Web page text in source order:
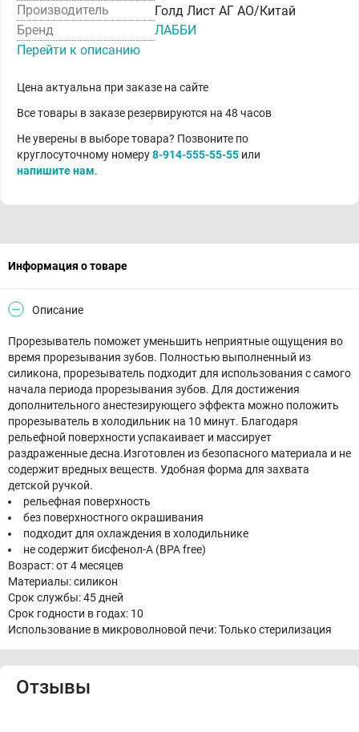
Производитель
Голд Лист АГ АО/Китай
Бренд
ЛАББИ
Перейти к описанию
Цена актуальна при заказе на сайте
Все товары в заказе резервируются на 48 часов
Не уверены в выборе товара? Позвоните по
круглосуточному номеру8-914-555-55-55 или
напишите нам.
Информация о товаре
Описание
Прорезыватель поможет уменьшить неприятные ощущения во
время прорезывания зубов. Полностью выполненный из
силикона, прорезыватель подходит для использования с самого
начала периода прорезывания зубов. Для достижения
дополнительного анестезирующего эффекта можно положить
прорезыватель в холодильник на 10 минут. Благодаря
рельефной поверхности успакаивает и массирует
раздраженные десна.Изготовлен из безопасного материала и не
содержит вредных веществ. Удобная форма для захвата
детской ручкой.
рельефная поверхность
без поверхностного окрашивания
подходит для охлаждения в холодильнике
не содержит бисфенол-А (BPA free)
Возраст: от 4 месяцев
Материалы: силикон
Срок службы: 45 дней
Срок годности в годах: 10
Использование в микроволновой печи: Только стерилизация
Отзывы